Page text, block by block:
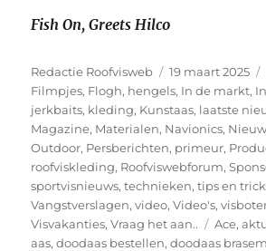
Fish On,Greets Hilco
Auteur
Redactie Roofvisweb
Geplaatst
op
19 maart 2025
Filmpjes, Flogh, hengels, In de markt,
jerkbaits, kleding, Kunstaas, laatste
Magazine, Materialen, Navionics,
Outdoor, Persberichten, primeur,
roofviskleding, Roofviswebforum,
sportvisnieuws,technieken,tips en
Vangstverslagen,video,Video's,
Visvakanties,Vraag het aan.. Tags
Ace,
aas,doodaas bestellen,doodaas brasem